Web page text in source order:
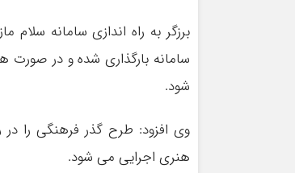
برزگر به راه اندازی سامانه
سامانه بارگذاری شده و در صورت
شود.
وی افزود: طرح گذر فرهنگی را
هنری اجرایی می شود.